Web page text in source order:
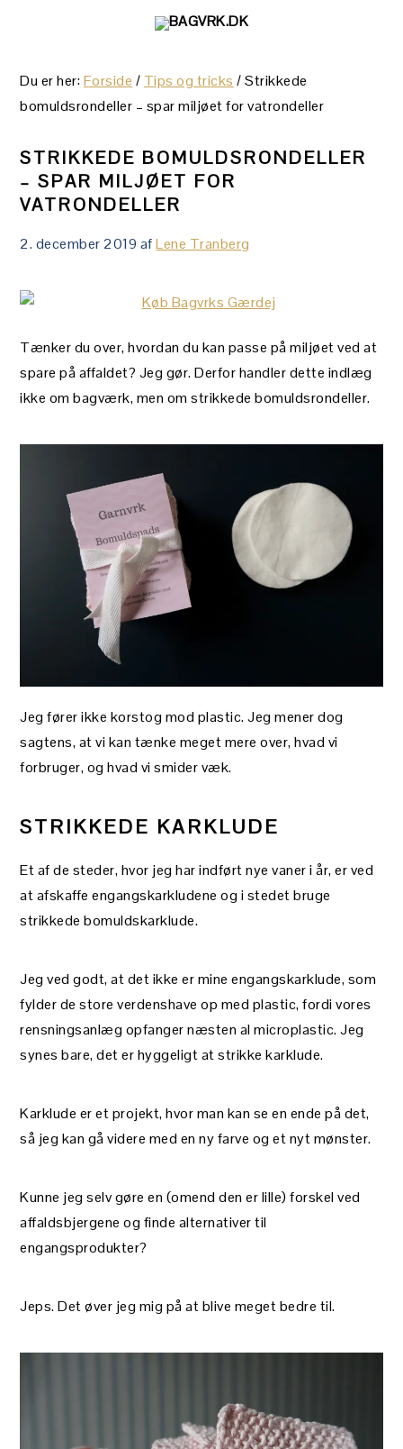
primær
navigation
primær
sidebar
Du er her:Forside / Tips og tricks /Strikkede
bomuldsrondeller – spar miljøet for vatrondeller
STRIKKEDE BOMULDSRONDELLER
– SPAR MILJØET FOR
VATRONDELLER
2. december 2019 afLene Tranberg
Tænker du over, hvordan du kan passe på miljøet ved at
spare på affaldet? Jeg gør. Derfor handler dette indlæg
ikke om bagværk, men om strikkede bomuldsrondeller.
Jeg fører ikke korstog mod plastic. Jeg mener dog
sagtens, at vi kan tænke meget mere over, hvad vi
forbruger, og hvad vi smider væk.
STRIKKEDE KARKLUDE
Et af de steder, hvor jeg har indført nye vaner i år, er ved
at afskaffe engangskarkludene og i stedet bruge
strikkede bomuldskarklude.
Jeg ved godt, at det ikke er mine engangskarklude, som
fylder de store verdenshave op med plastic, fordi vores
rensningsanlæg opfanger næsten al microplastic. Jeg
synes bare, det er hyggeligt at strikke karklude.
Karklude er et projekt, hvor man kan se en ende på det,
så jeg kan gå videre med en ny farve og et nyt mønster.
Kunne jeg selv gøre en (omend den er lille) forskel ved
affaldsbjergene og finde alternativer til
engangsprodukter?
Jeps. Det øver jeg mig på at blive meget bedre til.